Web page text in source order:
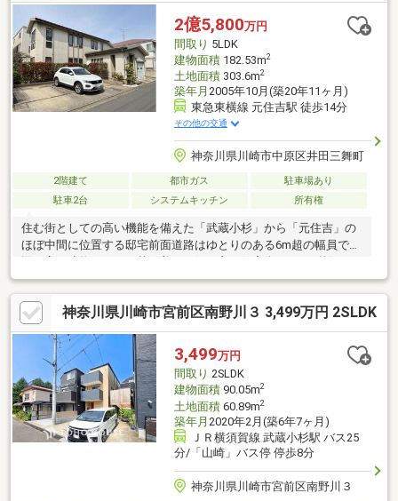
めるディンプルキーが採用されています！◆雨の日でもお車に乗
り降りしやすいビルトイン車庫付き2億5,800万円
間取り 5LDK
建物面積182.53m2
土地面積303.6m2
築年月 2005年10月(築20年11ヶ月)
東急東横線 元住吉駅 徒歩14分
その他の交通
神奈川県川崎市中原区井田三舞町
2階建て 都市ガス
駐車場あり
駐車2台
システムキッチン 所有権
住む街としての高い機能を備えた「武蔵小杉」から「元住吉」の
ほぼ中間に位置する邸宅前面道路はゆとりのある6m超の幅員で周
台分の駐車スペース（内、1台はビルトインガレージ ※車種制限あ
り）■全館空調システム （24時間365日 温度管理による快適空間
を実現、花粉やホコリ、PM2.5の胞子も取り除きます）■1階の洋
室は書斎スペース付、リビングにはミセスコーナーあり◎■南向
き 庭×ウッドテラス BBQや優雅なティータイムをお過ごしいた
だけます。
神奈川県川崎市宮前区南野川３ 3,499万円 2SLDK
3,499万円
間取り 2SLDK
建物面積90.05m2
土地面積60.89m2
築年月 2020年2月(築6年7ヶ月)
ＪＲ横須賀線 武蔵小杉駅 バス25
分/「山崎」バス停 停歩8分
神奈川県川崎市宮前区南野川３